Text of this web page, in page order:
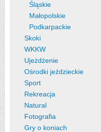
Śląskie
Małopolskie
Podkarpackie
Skoki
WKKW
Ujeżdżenie
Ośrodki jeździeckie
Sport
Rekreacja
Natural
Fotografia
Gry o koniach